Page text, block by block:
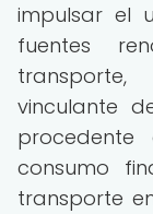
impulsar el
fuentes
vinculante
consumo
transporte